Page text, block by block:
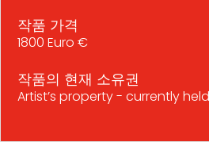
작품 가격
1800 Euro €
작품의 현재 소유권
Artist’s property - currently